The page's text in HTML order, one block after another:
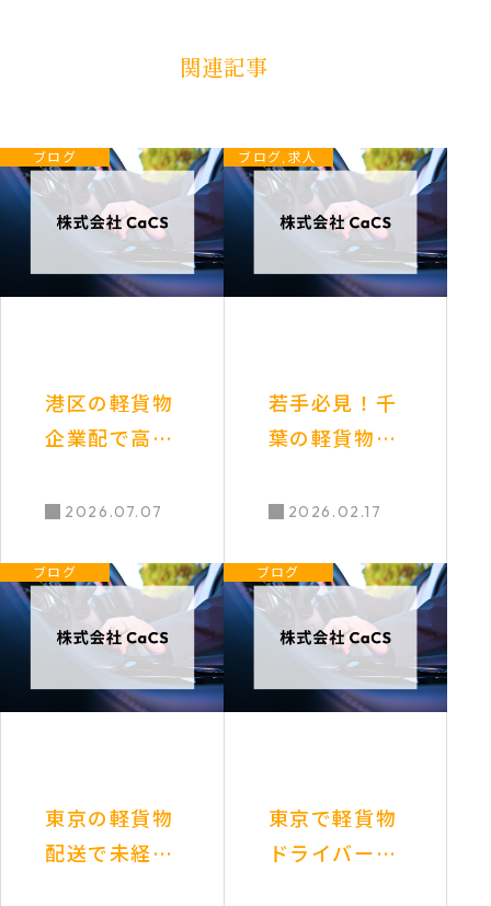
関連記事
ブログ
港区の軽貨物
企業配で高収
ライバー案件
功の秘訣
2026.07.07
ブログ ,求人
若手必見！千
葉の軽貨物で
定収入と充実
もう
2026.02.17
ブログ
東京の軽貨物
配送で未経験
ブログ
東京で軽貨物
ドライバーと